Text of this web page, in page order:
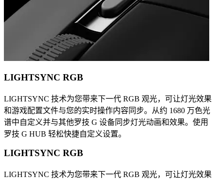
LIGHTSYNC RGB
LIGHTSYNC 技术为您带来下一代 RGB 观光，可让灯光效果
和游戏配置文件与您的实时操作内容同步。从约 1680 万色光
谱中自定义并与其他罗技 G 设备同步灯光动画和效果。使用
罗技 G HUB 轻松快捷自定义设置。
LIGHTSYNC RGB
LIGHTSYNC 技术为您带来下一代 RGB 观光，可让灯光效果